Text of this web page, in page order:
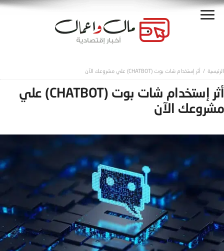
أثر إستخدام شات بوت (CHATBOT) علي مشروعك الآن
أثر إستخدام شات بوت (CHATBOT) علي
مشروعك الآن